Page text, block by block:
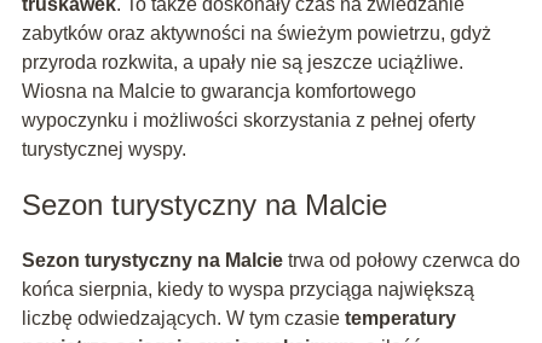
truskawek. To także doskonały czas na zwiedzanie
zabytków oraz aktywności na świeżym powietrzu, gdyż
przyroda rozkwita, a upały nie są jeszcze uciążliwe.
Wiosna na Malcie to gwarancja komfortowego
wypoczynku i możliwości skorzystania z pełnej oferty
turystycznej wyspy.
Sezon turystyczny na Malcie
Sezon turystyczny na Malcietrwa od połowy czerwca do
końca sierpnia, kiedy to wyspa przyciąga największą
liczbę odwiedzających. W tym czasie temperatury